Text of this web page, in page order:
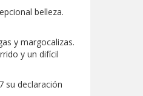
belleza.
y margocalizas.
y un difícil
su declaración